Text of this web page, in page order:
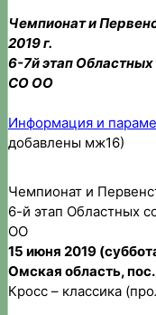
Чемпионат и
2019 г.
6-7й этап
СО ОО
Информация и
добавлены мж16)
Чемпионат и
6-й этап Областных
ОО
15 июня 2019
Омская область,
Кросс – классика